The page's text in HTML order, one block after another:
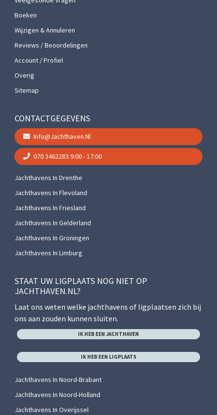
Boeken
Wijzigen & Annuleren
Reviews / Beoordelingen
Account / Profiel
Overig
Sitemap
CONTACTGEGEVENS
Info@jachthaven.nl
070 3462283 9:00 - 17:00
Jachthavens In Drenthe
Jachthavens In Flevoland
Jachthavens In Friesland
Jachthavens In Gelderland
Jachthavens In Groningen
Jachthavens In Limburg
STAAT UW LIGPLAATS NOG NIET OP
JACHTHAVEN.NL?
Laat ons weten welke jachthavens of ligplaatsen zich bij
ons aan zouden kunnen sluiten.
IK HEB EEN JACHTHAVEN
IK HEB EEN LIGPLAATS
Jachthavens In Noord-Brabant
Jachthavens In Noord-Holland
Jachthavens In Overijssel